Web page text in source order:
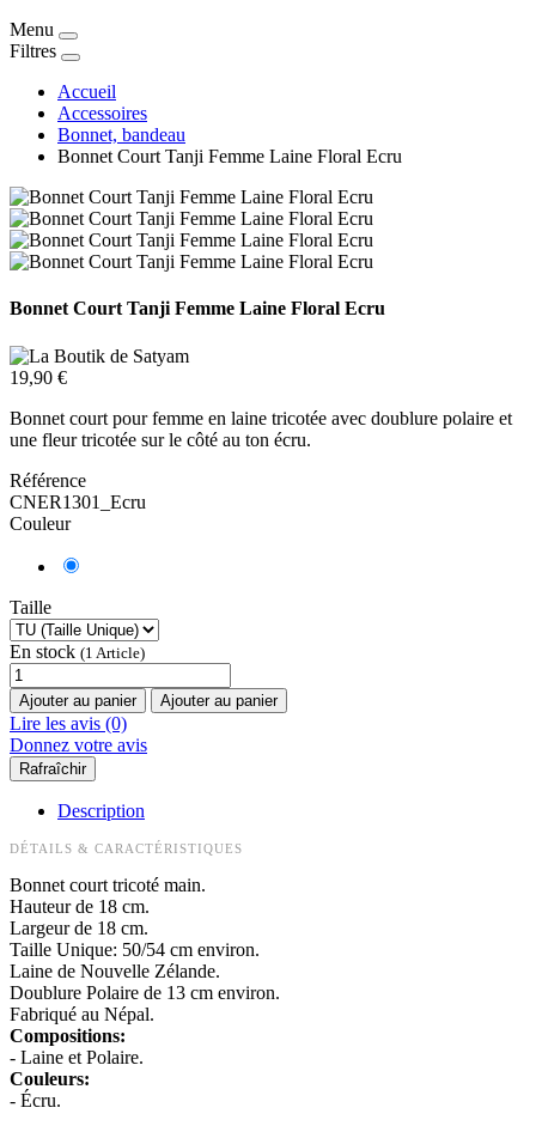
Menu
Filtres
Accueil
Accessoires
Bonnet, bandeau
Bonnet Court Tanji Femme Laine Floral Ecru
Bonnet Court Tanji Femme Laine Floral Ecru
19,90 €
Bonnet court pour femme en laine tricotée avec doublure polaire et
une fleur tricotée sur le côté au ton écru.
Référence
CNER1301_Ecru
Couleur
Taille
En stock (1 Article)
Ajouter au panier Ajouter au panier
Lire les avis (0)
Donnez votre avis
Description
DÉTAILS & CARACTÉRISTIQUES
Bonnet court tricoté main.
Hauteur de 18 cm.
Largeur de 18 cm.
Taille Unique: 50/54 cm environ.
Laine de Nouvelle Zélande.
Doublure Polaire de 13 cm environ.
Fabriqué au Népal.
Compositions:
- Laine et Polaire.
Couleurs:
- Écru.